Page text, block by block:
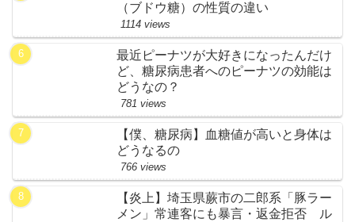
（ブドウ糖）の性質の違い
1114 views
最近ピーナツが大好きになったんだけ
ど、糖尿病患者へのピーナツの効能は
どうなの？
781 views
【僕、糖尿病】血糖値が高いと身体は
どうなるの
766 views
【炎上】埼玉県蕨市の二郎系「豚ラー
メン」常連客にも暴言・返金拒否 ル